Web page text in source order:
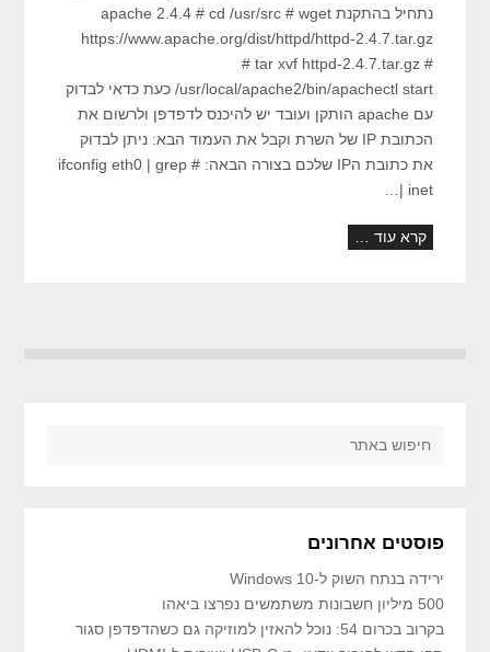
נתחיל בהתקנת apache 2.4.4 # cd /usr/src # wget
https://www.apache.org/dist/httpd/httpd-2.4.7.tar.gz
# tar xvf httpd-2.4.7.tar.gz #
/usr/local/apache2/bin/apachectl start כעת כדאי לבדוק
עם apache הותקן ועובד יש להיכנס לדפדפן ולרשום את
הכתובת IP של השרת וקבל את העמוד הבא: ניתן לבדוק
את כתובת הIP שלכם בצורה הבאה: # ifconfig eth0 | grep
inet |…
קרא עוד …
פוסטים אחרונים
ירידה בנתח השוק ל-Windows 10
500 מיליון חשבונות משתמשים נפרצו ביאהו
בקרוב בכרום 54: נוכל להאזין למוזיקה גם כשהדפדפן סגור